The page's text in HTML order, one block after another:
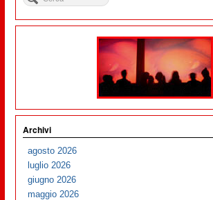
Archivi
agosto 2026
luglio 2026
giugno 2026
maggio 2026